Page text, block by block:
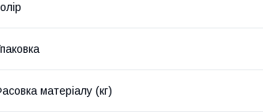
матеріалу (кг)